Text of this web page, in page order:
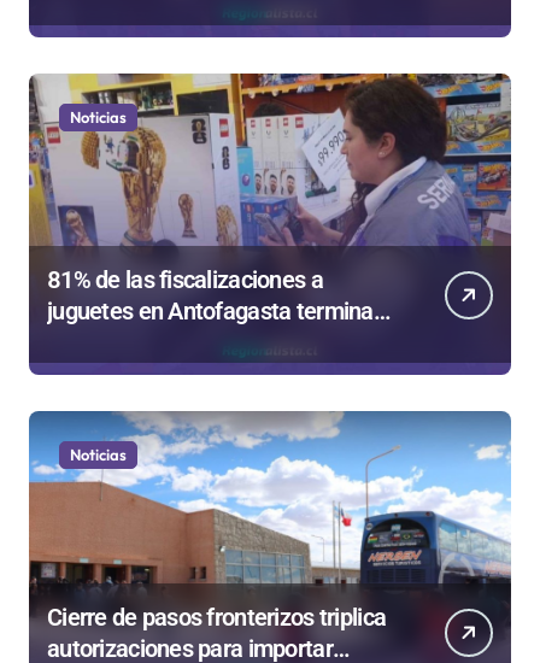
de Valparaíso
Noticias
81% de las fiscalizaciones a
juguetes en Antofagasta termina
en sumarios sanitarios
Noticias
Cierre de pasos fronterizos triplica
autorizaciones para importar